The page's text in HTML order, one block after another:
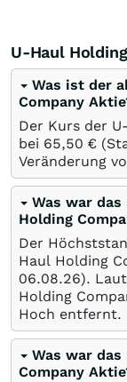
U-Haul
Was ist der
Company
Der Kurs der
bei 65,50 €
Veränderung
Was war
Holding
Der
Haul Holding
06.08.26).
Holding
Hoch entfernt.
Was war
Company